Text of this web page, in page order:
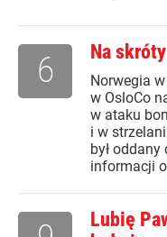
Na skróty
Norwegia
w OsloCo
w ataku
i w
był
informacji
6
Lubię